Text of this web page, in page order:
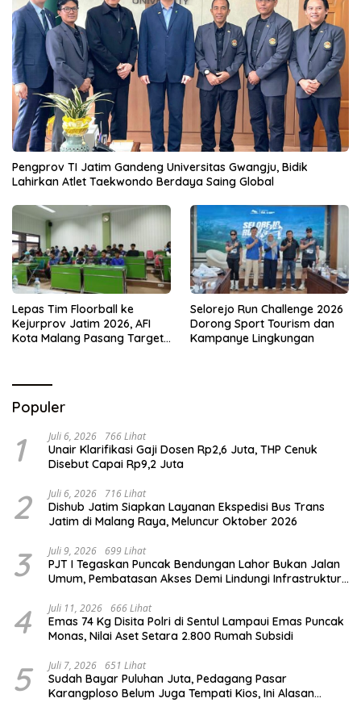
Pengprov TI Jatim Gandeng Universitas Gwangju, Bidik
Lahirkan Atlet Taekwondo Berdaya Saing Global
Lepas Tim Floorball ke
Kejurprov Jatim 2026, AFI
Kota Malang Pasang Target
Selorejo Run Challenge 2026
Dorong Sport Tourism dan
Kampanye Lingkungan
Populer
1 Juli 6, 2026 766 Lihat
Unair Klarifikasi Gaji Dosen Rp2,6 Juta, THP Cenuk
Disebut Capai Rp9,2 Juta
2 Juli 6, 2026 716 Lihat
Dishub Jatim Siapkan Layanan Ekspedisi Bus Trans
Jatim di Malang Raya, Meluncur Oktober 2026
3 Juli 9, 2026 699 Lihat
PJT I Tegaskan Puncak Bendungan Lahor Bukan Jalan
Umum, Pembatasan Akses Demi Lindungi Infrastruktur
4 Juli 11, 2026 666 Lihat
Emas 74 Kg Disita Polri di Sentul Lampaui Emas Puncak
Monas, Nilai Aset Setara 2.800 Rumah Subsidi
5 Juli 7, 2026 651 Lihat
Sudah Bayar Puluhan Juta, Pedagang Pasar
Karangploso Belum Juga Tempati Kios, Ini Alasan